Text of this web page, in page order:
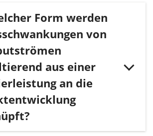
Form werden
von
aus einer
an die